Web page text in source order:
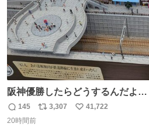
阪神優勝したらどうするんだよ…
返
信
145
リ
3,307
い
41,722
20時間前